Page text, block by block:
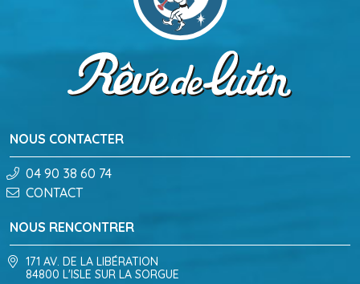
NOUS CONTACTER
04 90 38 60 74
CONTACT
NOUS RENCONTRER
171 AV. DE LA LIBÉRATION
84800 L'ISLE SUR LA SORGUE